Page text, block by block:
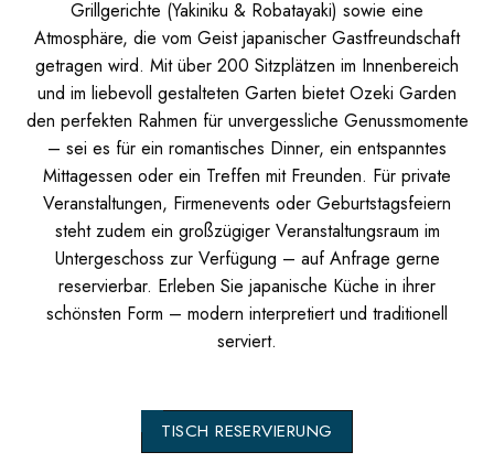
Grillgerichte (Yakiniku & Robatayaki) sowie eine
Atmosphäre, die vom Geist japanischer Gastfreundschaft
getragen wird. Mit über 200 Sitzplätzen im Innenbereich
und im liebevoll gestalteten Garten bietet Ozeki Garden
den perfekten Rahmen für unvergessliche Genussmomente
– sei es für ein romantisches Dinner, ein entspanntes
Mittagessen oder ein Treffen mit Freunden. Für private
Veranstaltungen, Firmenevents oder Geburtstagsfeiern
steht zudem ein großzügiger Veranstaltungsraum im
Untergeschoss zur Verfügung – auf Anfrage gerne
reservierbar. Erleben Sie japanische Küche in ihrer
schönsten Form – modern interpretiert und traditionell
serviert.
TISCH RESERVIERUNG